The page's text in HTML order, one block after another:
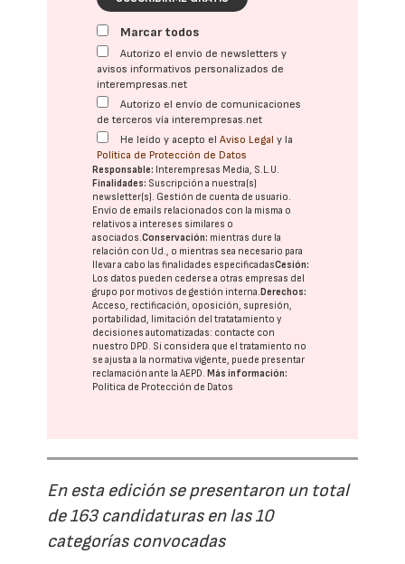
Marcar todos
Autorizo el envío de newsletters y
avisos informativos personalizados de
interempresas.net
Autorizo el envío de comunicaciones
de terceros vía interempresas.net
He leído y acepto elAviso Legal y la
Política de Protección de Datos
Responsable: Interempresas Media, S.L.U.
Finalidades: Suscripción a nuestra(s)
newsletter(s). Gestión de cuenta de usuario.
Envío de emails relacionados con la misma o
relativos a intereses similares o
asociados.Conservación: mientras dure la
relación con Ud., o mientras sea necesario para
llevar a cabo las finalidades especificadasCesión:
Los datos pueden cederse a otras empresas del
grupo por motivos de gestión interna.Derechos:
Acceso, rectificación, oposición, supresión,
portabilidad, limitación del tratatamiento y
decisiones automatizadas: contacte con
nuestro DPD. Si considera que el tratamiento no
se ajusta a la normativa vigente, puede presentar
reclamación ante laAEPD.Más información:
Política de Protección de Datos
En esta edición se presentaron un total
de 163 candidaturas en las 10
categorías convocadas